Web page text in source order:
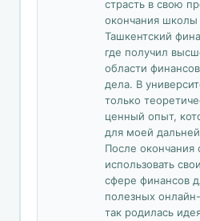
страсть в свою
окончания школы
Ташкентский
где получил
области
дела. В
только
ценный опыт,
для моей
После окончания
использовать
сфере финансов
полезных
так родилась